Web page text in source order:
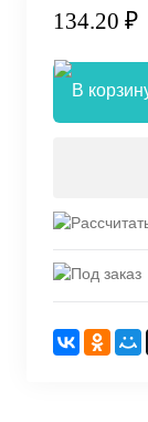
134.20 ₽